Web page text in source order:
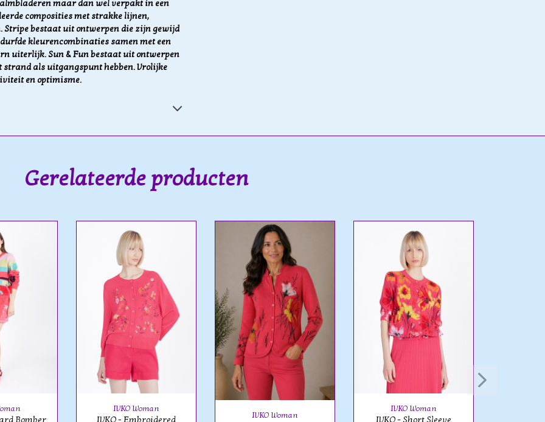
maar dan wel verpakt in een
composities met strakke lijnen,
Stripe bestaat uit ontwerpen die zijn gewijd
kleurencombinaties samen met een
uiterlijk. Sun & Fun bestaat uit ontwerpen
strand als uitgangspunt hebben. Vrolijke
en optimisme.
Gerelateerde producten
Bomber
IVKO Woman
IVKO - Embroidered
IVKO Woman
IVKO Woman
IVKO - Short Sleeve